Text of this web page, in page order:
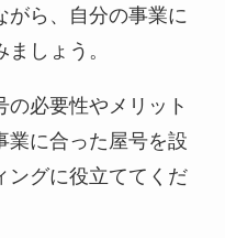
がら、自分の事業に
しょう。
の必要性やメリット
業に合った屋号を設
ングに役立ててくだ